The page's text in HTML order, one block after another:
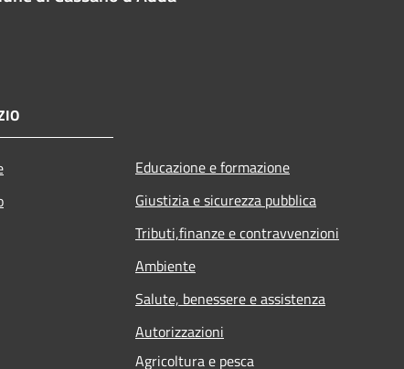
Educazione e formazione
Giustizia e sicurezza pubblica
Tributi,finanze e contravvenzioni
Ambiente
Salute, benessere e assistenza
Autorizzazioni
Agricoltura e pesca